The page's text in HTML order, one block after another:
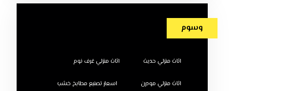
وسوم
اثاث منزلي حديث اثاث منزلي غرف نوم
اثاث منزلي مودرن اسعار تصنيع مطابخ خشب